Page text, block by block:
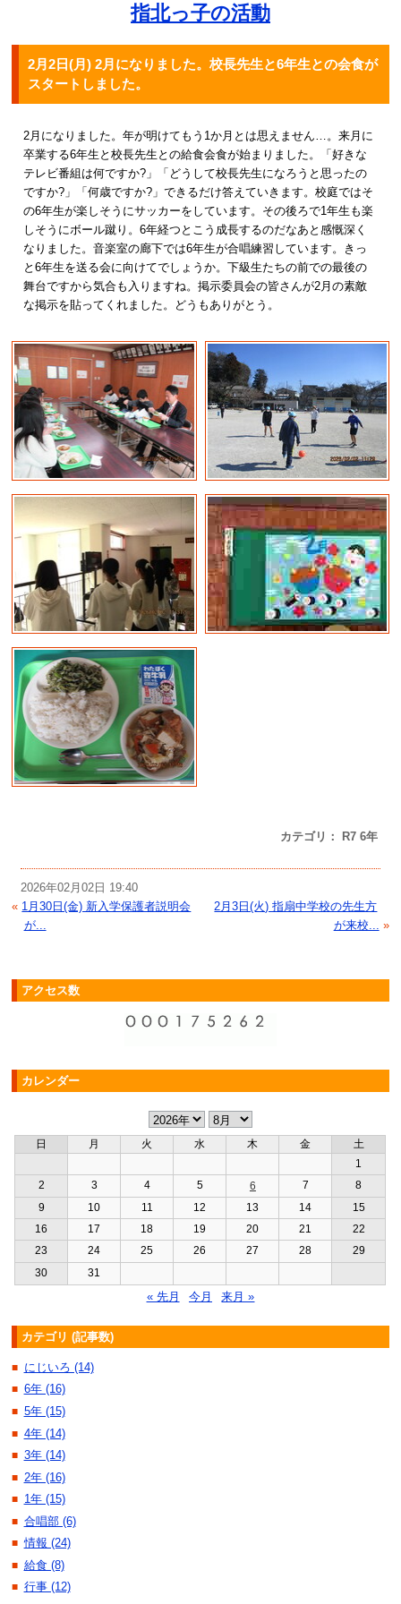
指北っ子の活動
2月2日(月) 2月になりました。校長先生と6年生との会食が
スタートしました。
カテゴリ： R7 6年
2月になりました。年が明けてもう1か月とは思えません…。来月に
卒業する6年生と校長先生との給食会食が始まりました。「好きな
テレビ番組は何ですか?」「どうして校長先生になろうと思ったの
ですか?」「何歳ですか?」できるだけ答えていきます。校庭ではそ
の6年生が楽しそうにサッカーをしています。その後ろで1年生も楽
しそうにボール蹴り。6年経つとこう成長するのだなあと感慨深く
なりました。音楽室の廊下では6年生が合唱練習しています。きっ
と6年生を送る会に向けてでしょうか。下級生たちの前での最後の
舞台ですから気合も入りますね。掲示委員会の皆さんが2月の素敵
な掲示を貼ってくれました。どうもありがとう。
2026年02月02日 19:40
« 1月30日(金) 新入学保護者説明会
が...
2月3日(火) 指扇中学校の先生方
が来校... »
アクセス数
カレンダー
日 月 火 水 木 金
土
1
2
3 4 5 6 7
8
9
10 11 12 13 14
15
16
17 18 19 20 21
22
23
24 25 26 27 28
29
30
31
« 先月 今月 来月 »
カテゴリ (記事数)
■ にじいろ (14)
■ 6年 (16)
■ 5年 (15)
■ 4年 (14)
■ 3年 (14)
■ 2年 (16)
■ 1年 (15)
■ 合唱部 (6)
■ 情報 (24)
■ 給食 (8)
■ 行事 (12)